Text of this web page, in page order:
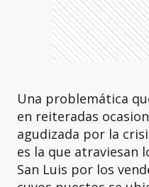
Una problemática
en reiteradas
agudizada por la
es la que atraviesan
San Luis por los